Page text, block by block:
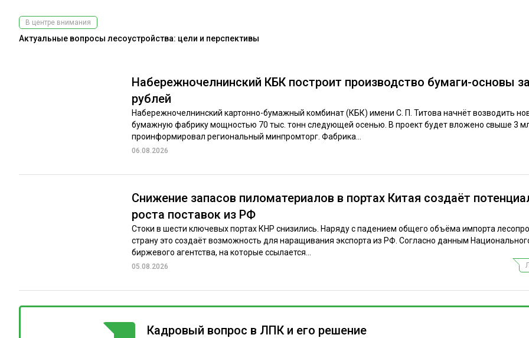
Набережночелнинский КБК построит производство бумаги-основы
рублей
Набережночелнинский картонно-бумажный комбинат (КБК) имени С. П. Титова начнёт возводить
бумажную фабрику мощностью 70 тыс. тонн следующей осенью. В проект будет вложено свыше 3
проинформировал региональный минпромторг. Фабрика...
06.08.2026
Снижение запасов пиломатериалов в портах Китая создаёт
роста поставок из РФ
Стоки в шести ключевых портах КНР снизились. Наряду с падением общего объёма импорта
страну это создаёт возможность для наращивания экспорта из РФ. Согласно данным
биржевого агентства, на которые ссылается...
05.08.2026
ГОРЯЧАЯ ТЕМА
Кадровый вопрос в ЛПК и его решение
В центре внимания
Актуальные вопросы лесоустройства: цели и перспективы